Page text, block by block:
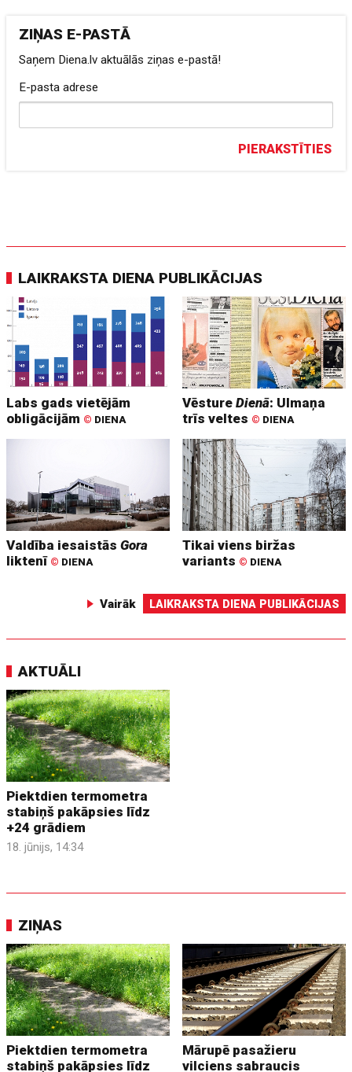
ZIŅAS E-PASTĀ
Saņem Diena.lv aktuālās ziņas e-pastā!
E-pasta adrese
PIERAKSTĪTIES
LAIKRAKSTA DIENA PUBLIKĀCIJAS
Labs gads vietējām
obligācijām © DIENA
VēstureDienā: Ulmaņa
trīs veltes © DIENA
Valdība iesaistāsGora
liktenī © DIENA
Tikai viens biržas
variants © DIENA
Vairāk LAIKRAKSTA DIENA PUBLIKĀCIJAS
AKTUĀLI
Piektdien termometra
stabiņš pakāpsies līdz
+24 grādiem
18. jūnijs, 14:34
ZIŅAS
Piektdien termometra
stabiņš pakāpsies līdz
Mārupē pasažieru
vilciens sabraucis